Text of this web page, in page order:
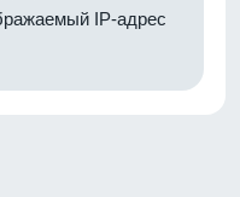
IP-адрес